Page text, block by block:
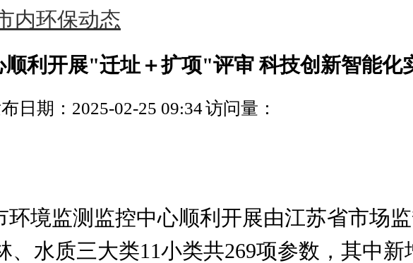
内环保动态
利开展"迁址＋扩项"评审 科技创新智能化
日期：2025-02-25 09:34访问量：
环境监测监控中心顺利开展由江苏省市场
、水质三大类11小类共269项参数，其中